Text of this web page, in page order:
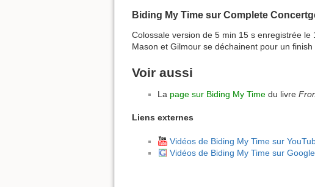
Biding My Time sur Complete
Colossale version de 5 min 15 s enregistrée le
Mason et Gilmour se déchainent pour un
Voir aussi
La page sur Biding My Time du livre
Liens externes
Vidéos de Biding My Time sur
Vidéos de Biding My Time sur